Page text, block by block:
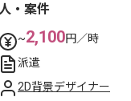
・案件
~2,100円／時
派遣
2D背景デザイナー